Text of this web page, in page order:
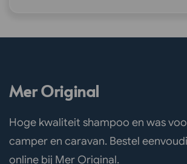
Mer Original
Hoge kwaliteit shampoo en was
camper en caravan. Bestel
online bij Mer Original.